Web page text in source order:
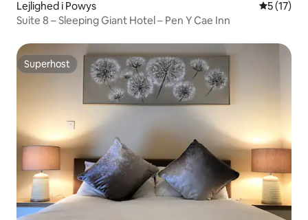
Lejlighed i Powys 5 ud af 5
5 (17)
Suite 8 – Sleeping Giant Hotel – Pen Y Cae Inn
Superhost
Superhost